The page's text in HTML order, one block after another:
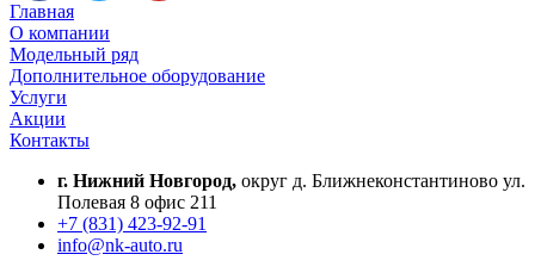
Главная
О компании
Модельный ряд
Дополнительное оборудование
Услуги
Акции
Контакты
г. Нижний Новгород, округ д. Ближнеконстантиново ул.
Полевая 8 офис 211
+7 (831) 423-92-91
info@nk-auto.ru